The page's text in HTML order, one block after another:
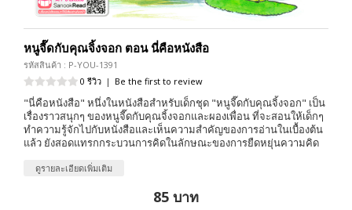
หนูจี๊ดกับคุณจิ้งจอก ตอน นี่คือหนังสือ
รหัสสินค้า : P-YOU-1391
0 รีวิว | Be the first to review
"นี่คือหนังสือ" หนึ่งในหนังสือสำหรับเด็กชุด "หนูจี๊ดกับคุณจิ้งจอก" เป็น
เรื่องราวสนุกๆ ของหนูจี๊ดกับคุณจิ้งจอกและผองเพื่อน ที่จะสอนให้เด็กๆ
ทำความรู้จักไปกับหนังสือและเห็นความสำคัญของการอ่านในเบื้องต้น
แล้ว ยังสอดแทรกกระบวนการคิดในลักษณะของการยืดหยุ่นความคิด
ดูรายละเอียดเพิ่มเติม
85 บาท